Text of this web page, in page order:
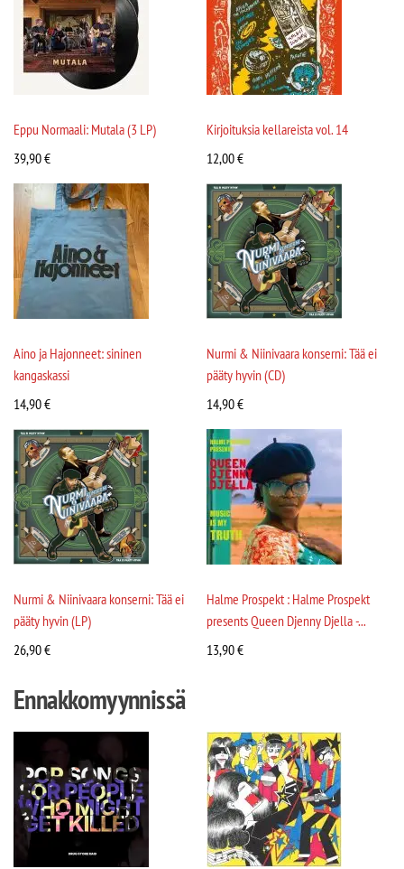
Eppu Normaali: Mutala (3 LP)
39,90€
Kirjoituksia kellareista vol. 14
12,00€
Aino ja Hajonneet: sininen
kangaskassi
14,90€
Nurmi & Niinivaara konserni: Tää ei
pääty hyvin (CD)
14,90€
Nurmi & Niinivaara konserni: Tää ei
pääty hyvin (LP)
26,90€
Halme Prospekt : Halme Prospekt
presents Queen Djenny Djella -...
13,90€
Ennakkomyynnissä